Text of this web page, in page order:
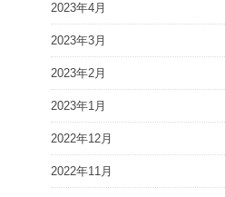
2023年4月
2023年3月
2023年2月
2023年1月
2022年12月
2022年11月